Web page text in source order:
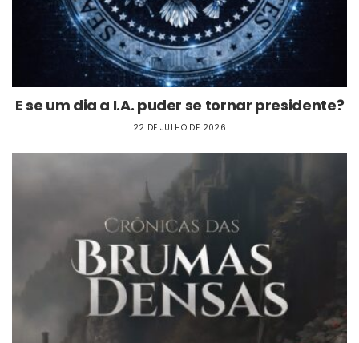
E se um dia a I.A. puder se tornar presidente?
22 DE JULHO DE 2026